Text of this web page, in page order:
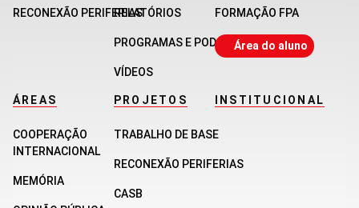
RECONEXÃO PERIFERIASRELATÓRIOS
PROGRAMAS E PODCASTS
VÍDEOS
FORMAÇÃO FPA
Área do aluno
ÁREAS
COOPERAÇÃO
INTERNACIONAL
MEMÓRIA
PROJETOS
TRABALHO DE BASE
RECONEXÃO PERIFERIAS
CASB
INSTITUCIONAL